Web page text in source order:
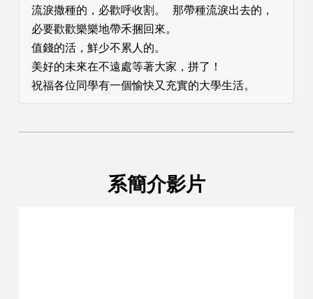
流淚撒種的，必歡呼收割。 那帶種流淚出去的，
必要歡歡樂樂地帶禾捆回來。
值錢的活，鮮少不累人的。
美好的未來在不遠處等著大家，拼了！
祝福各位同學有一個愉快又充實的大學生活。
系簡介影片